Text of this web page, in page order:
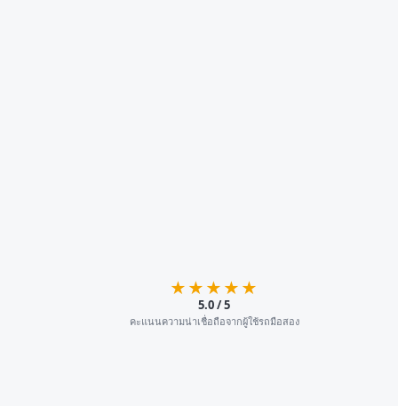
★★★★★
5.0 / 5
คะแนนความน่าเชื่อถือจากผู้ใช้รถมือสอง